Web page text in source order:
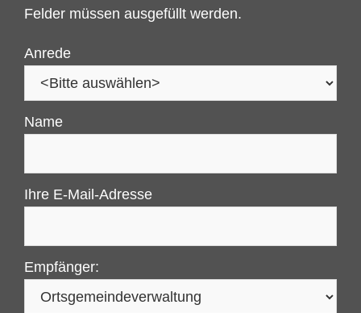
Felder müssen ausgefüllt werden.
Anrede
Name
Ihre E-Mail-Adresse
Empfänger: